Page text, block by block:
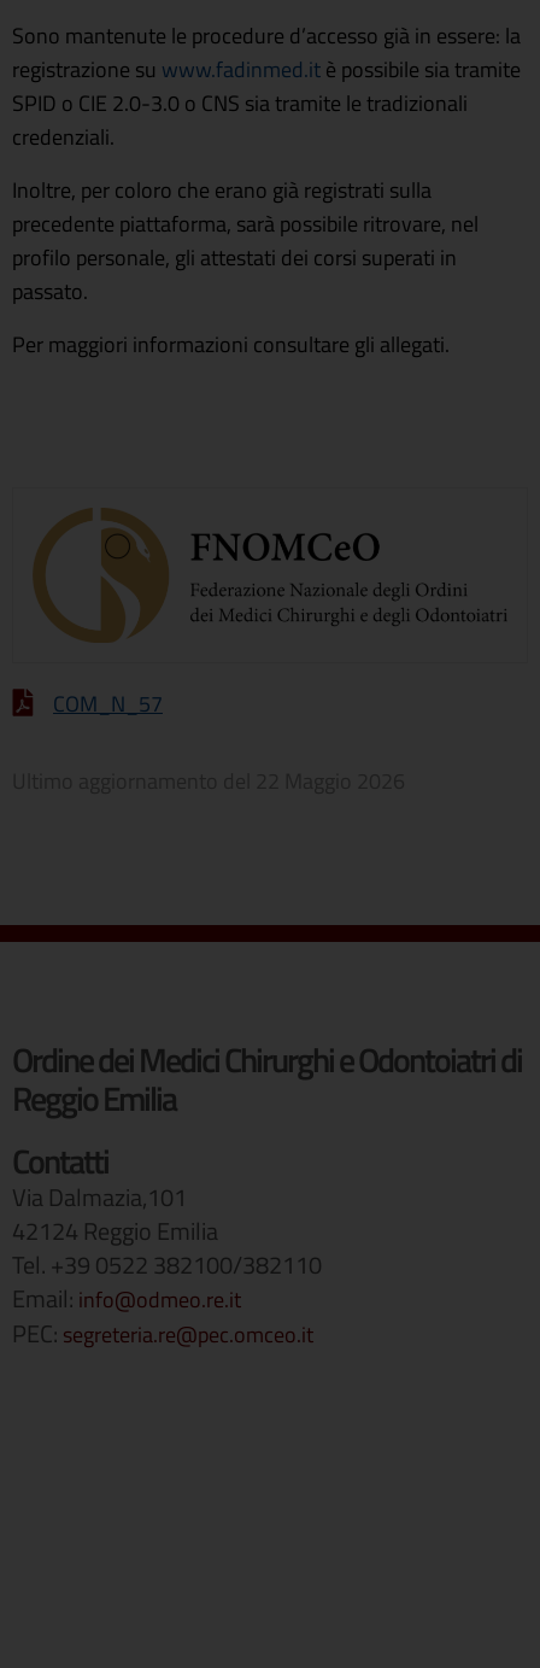
Sono mantenute le procedure d’accesso già in essere: la
registrazione su www.fadinmed.itè possibile sia tramite
SPID o CIE 2.0-3.0 o CNS sia tramite le tradizionali
credenziali.
Inoltre, per coloro che erano già registrati sulla
precedente piattaforma, sarà possibile ritrovare, nel
profilo personale, gli attestati dei corsi superati in
passato.
Per maggiori informazioni consultare gli allegati.
COM_N_57
Ordine dei Medici Chirurghi e Odontoiatri di
Reggio Emilia
Contatti
Via Dalmazia,101
42124 Reggio Emilia
Tel. +39 0522 382100/382110
Email: info@odmeo.re.it
PEC: segreteria.re@pec.omceo.it